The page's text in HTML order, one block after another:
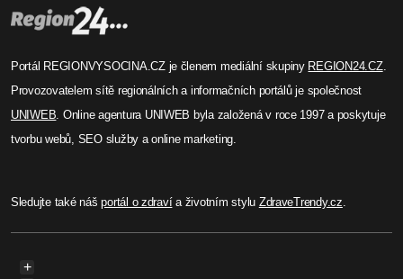
Portál REGIONVYSOCINA.CZ je členem mediální skupiny REGION24.CZ.
Provozovatelem sítě regionálních a informačních portálů je společnost
UNIWEB . Online agentura UNIWEB byla založená v roce 1997 a poskytuje
tvorbu webů, SEO služby a online marketing.
Sledujte také nášportál o zdravía životním stylu ZdraveTrendy.cz
+